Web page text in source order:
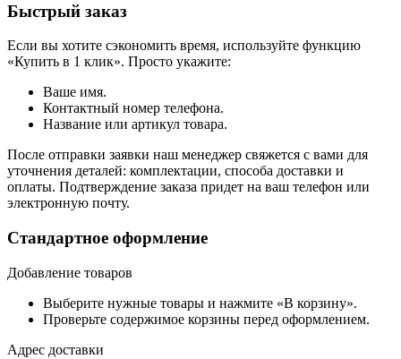
Быстрый заказ
Если вы хотите сэкономить время, используйте функцию
«Купить в 1 клик». Просто укажите:
Ваше имя.
Контактный номер телефона.
Название или артикул товара.
После отправки заявки наш менеджер свяжется с вами для
уточнения деталей: комплектации, способа доставки и
оплаты. Подтверждение заказа придет на ваш телефон или
электронную почту.
Стандартное оформление
Добавление товаров
Выберите нужные товары и нажмите «В корзину».
Проверьте содержимое корзины перед оформлением.
Адрес доставки